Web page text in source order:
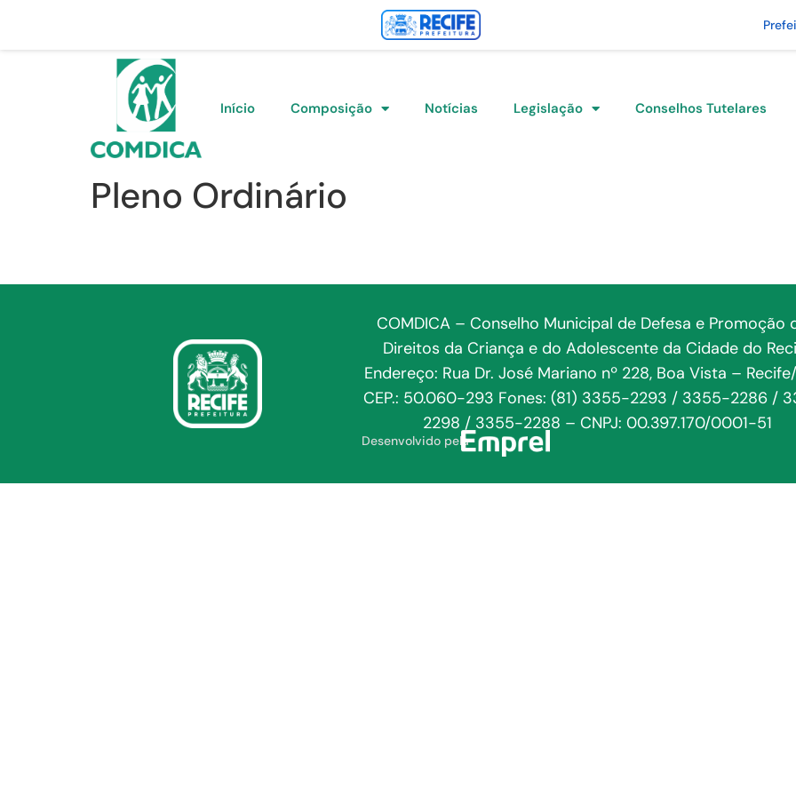
Início Composição Notícias Legislação Conselhos Tutelares
Pleno Ordinário
COMDICA – Conselho Municipal de Defesa e Promoção
Direitos da Criança e do Adolescente da Cidade do
Endereço: Rua Dr. José Mariano nº 228, Boa Vista –
CEP.: 50.060-293 Fones: (81) 3355-2293 / 3355-2286 /
2298 / 3355-2288 – CNPJ: 00.397.170/0001-51
Desenvolvido pela